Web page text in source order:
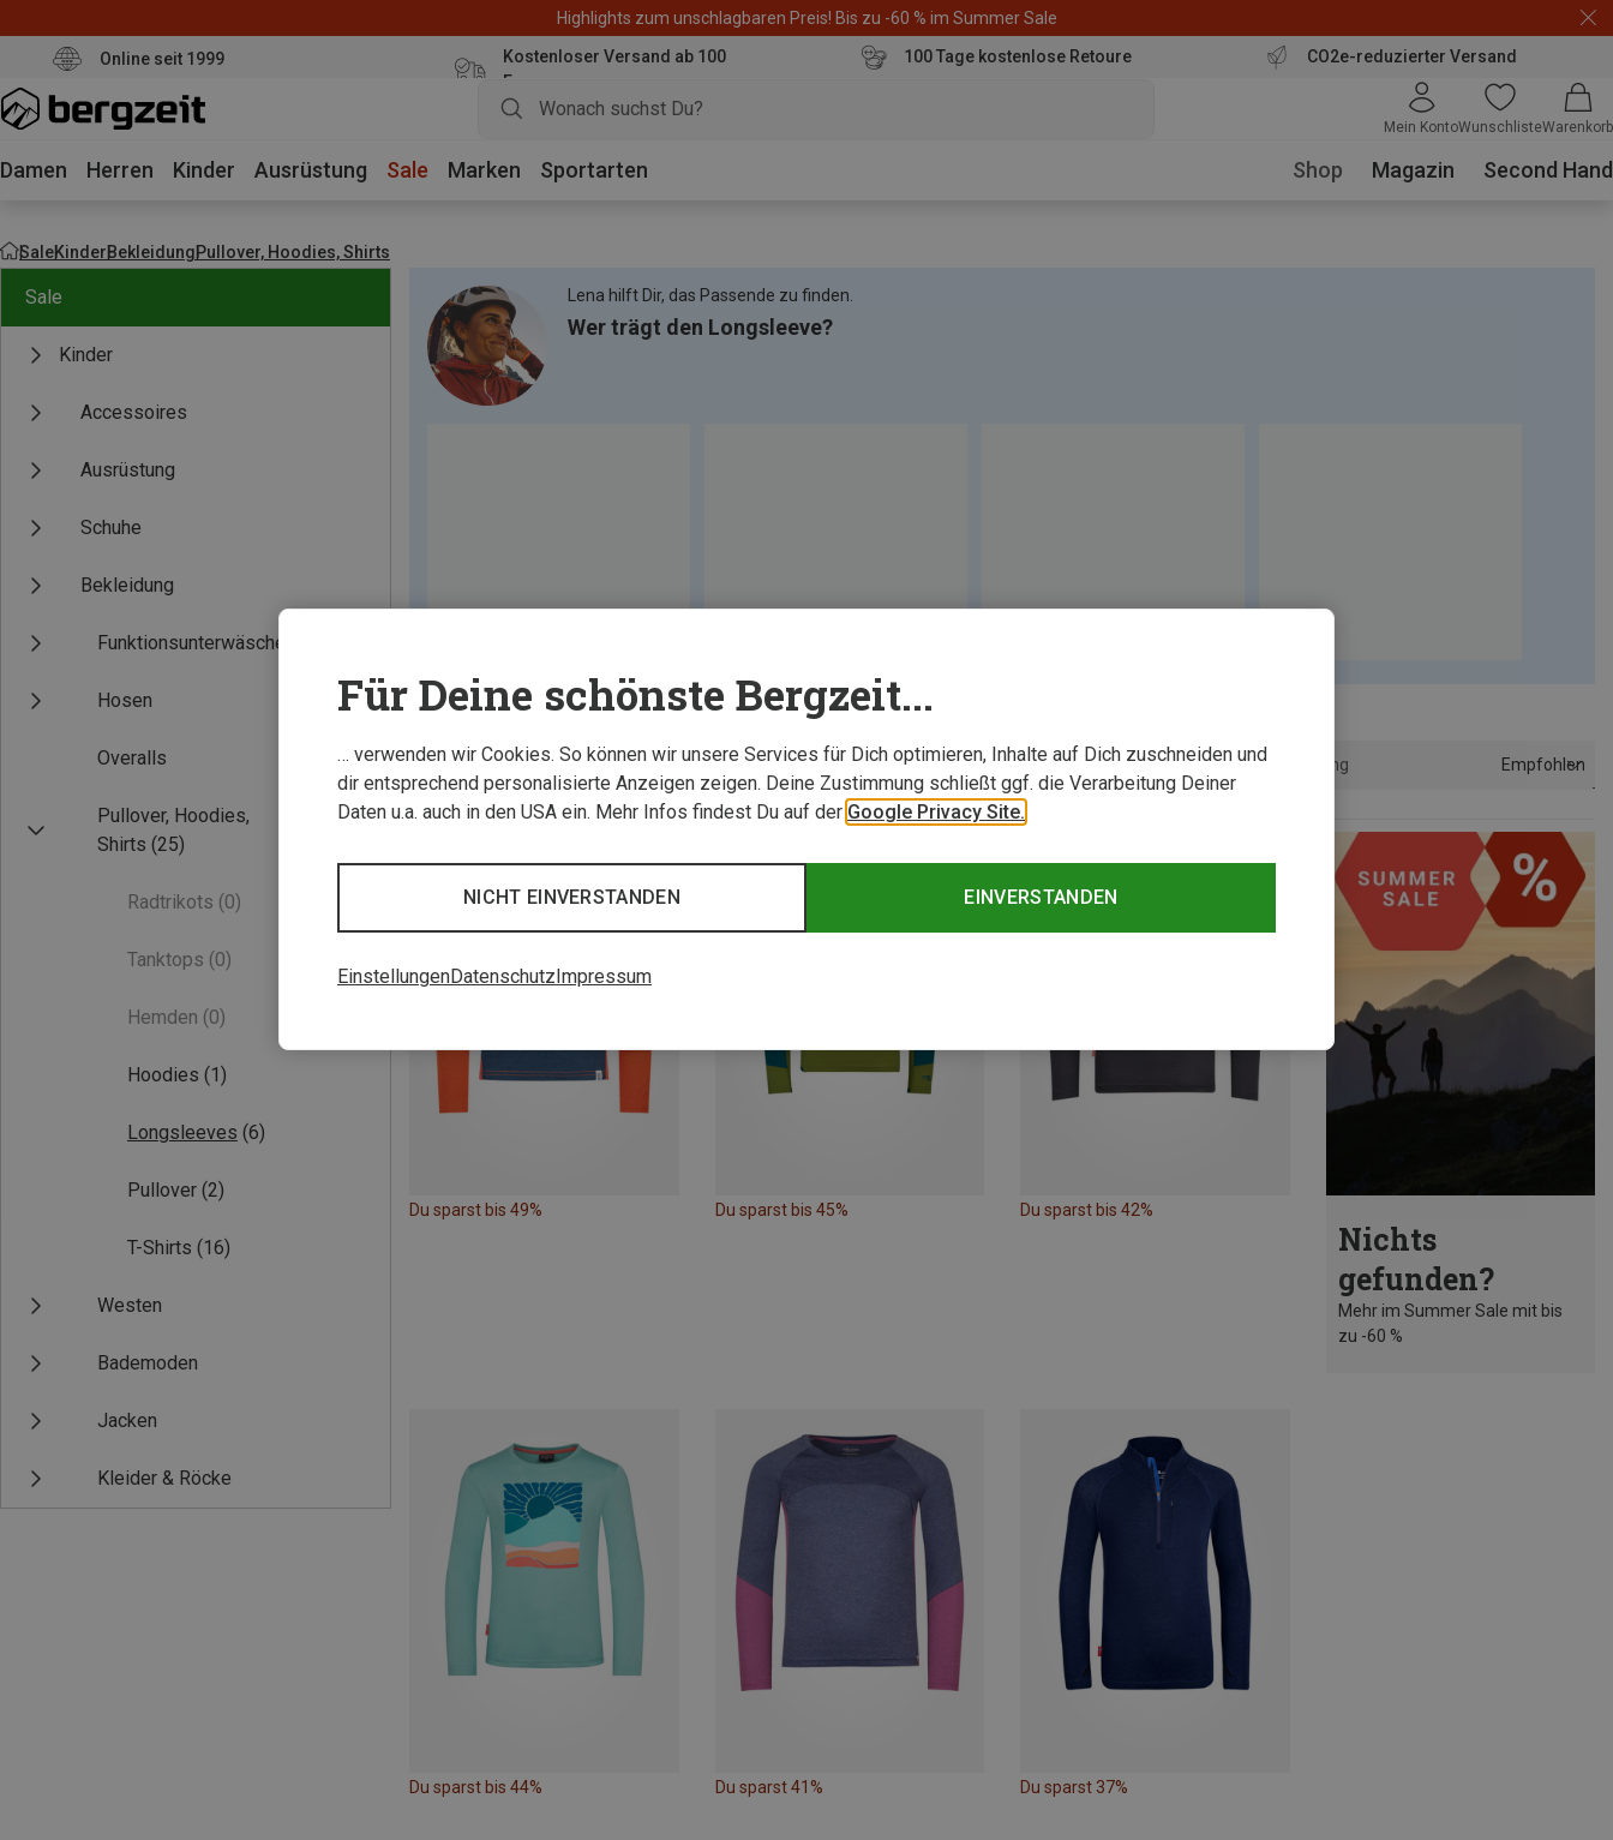
Highlights zum unschlagbaren Preis! Bis zu -60 % im Summer Sale
Online seit 1999
Kostenloser Versand ab 100
Euro
100 Tage kostenlose Retoure CO2e-reduzierter Versand
Mein KontoWunschlisteWarenkorb
Damen Herren Kinder Ausrüstung Sale Marken Sportarten Shop Magazin Second Hand
SaleKinderBekleidungPullover, Hoodies, Shirts
Sale
Kinder
Accessoires
Ausrüstung
Schuhe
Bekleidung
Funktionsunterwäsche
Hosen
Overalls
Pullover, Hoodies,
Shirts (25)
Radtrikots (0)
Tanktops (0)
Hemden (0)
Hoodies (1)
Longsleeves (6)
Pullover (2)
T-Shirts (16)
Westen
Bademoden
Jacken
Kleider & Röcke
Lena hilft Dir, das Passende zu finden.
Wer trägt den Longsleeve?
Sortierung Empfohlen
Du sparst bis 49% Du sparst bis 45% Du sparst bis 42%
Nichts
gefunden?
Mehr im Summer Sale mit bis
zu -60 %
Du sparst bis 44% Du sparst 41% Du sparst 37%
Für Deine schönste Bergzeit...
… verwenden wir Cookies. So können wir unsere Services für Dich optimieren, Inhalte auf Dich zuschneiden und
dir entsprechend personalisierte Anzeigen zeigen. Deine Zustimmung schließt ggf. die Verarbeitung Deiner
Daten u.a. auch in den USA ein. Mehr Infos findest Du auf der Google Privacy Site.
EINVERSTANDEN
NICHT EINVERSTANDEN
EinstellungenDatenschutz Impressum